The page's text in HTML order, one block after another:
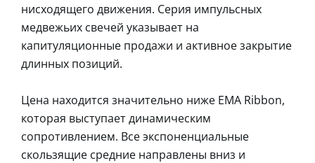
нисходящего движения. Серия импульсных
медвежьих свечей указывает на
капитуляционные продажи и активное закрытие
длинных позиций.
Цена находится значительно ниже EMA Ribbon,
которая выступает динамическим
сопротивлением. Все экспоненциальные
скользящие средние направлены вниз и